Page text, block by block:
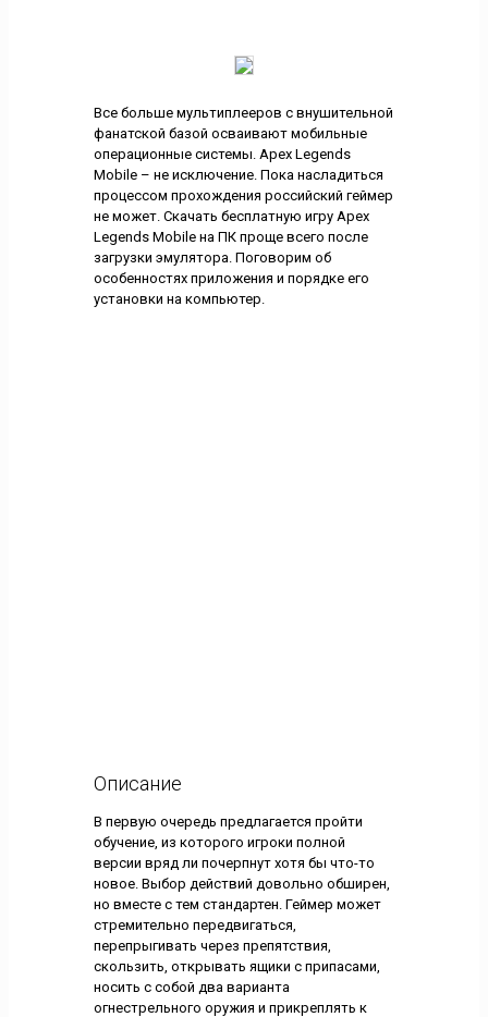
Все больше мультиплееров с внушительной
фанатской базой осваивают мобильные
операционные системы. Apex Legends
Mobile – не исключение. Пока насладиться
процессом прохождения российский геймер
не может. Скачать бесплатную игру Apex
Legends Mobile на ПК проще всего после
загрузки эмулятора. Поговорим об
особенностях приложения и порядке его
установки на компьютер.
Описание
В первую очередь предлагается пройти
обучение, из которого игроки полной
версии вряд ли почерпнут хотя бы что-то
новое. Выбор действий довольно обширен,
но вместе с тем стандартен. Геймер может
стремительно передвигаться,
перепрыгивать через препятствия,
скользить, открывать ящики с припасами,
носить с собой два варианта
огнестрельного оружия и прикреплять к